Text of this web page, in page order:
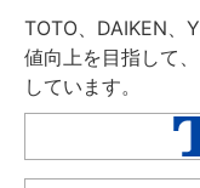
TOTO、DAIKEN、
値向上を目指して
しています。